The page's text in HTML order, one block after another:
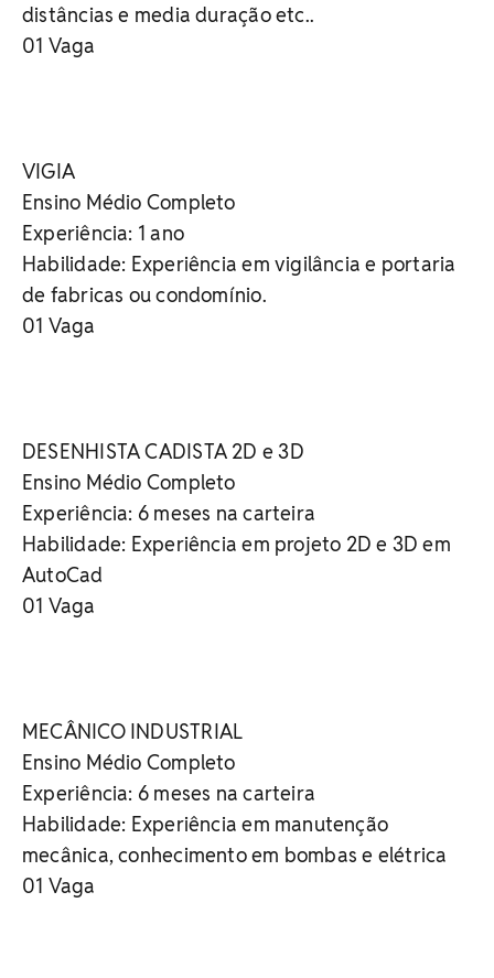
distâncias e media duração etc..
01 Vaga
VIGIA
Ensino Médio Completo
Experiência: 1 ano
Habilidade: Experiência em vigilância e portaria
de fabricas ou condomínio.
01 Vaga
DESENHISTA CADISTA 2D e 3D
Ensino Médio Completo
Experiência: 6 meses na carteira
Habilidade: Experiência em projeto 2D e 3D em
AutoCad
01 Vaga
MECÂNICO INDUSTRIAL
Ensino Médio Completo
Experiência: 6 meses na carteira
Habilidade: Experiência em manutenção
mecânica, conhecimento em bombas e elétrica
01 Vaga